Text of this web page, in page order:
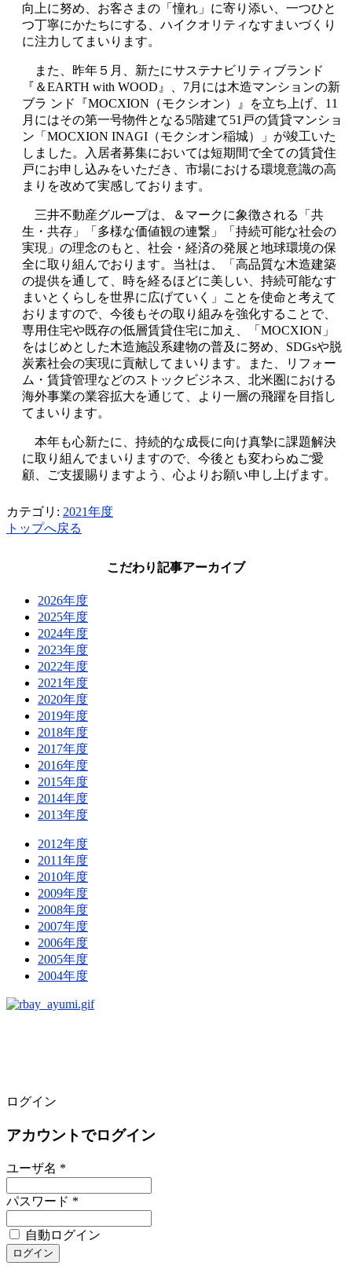
向上に努め、お客さまの「憧れ」に寄り添い、一つひと
つ丁寧にかたちにする、ハイクオリティなすまいづくり
に注力してまいります。
また、昨年５月、新たにサステナビリティブランド
『＆EARTH with WOOD』、7月には木造マンションの新
ブラ ンド『MOCXION（モクシオン）』を立ち上げ、11
月にはその第一号物件となる5階建て51戸の賃貸マンショ
ン「MOCXION INAGI（モクシオン稲城）」が竣工いた
しました。入居者募集においては短期間で全ての賃貸住
戸にお申し込みをいただき、市場における環境意識の高
まりを改めて実感しております。
三井不動産グループは、＆マークに象徴される「共
生・共存」「多様な価値観の連繋」「持続可能な社会の
実現」の理念のもと、社会・経済の発展と地球環境の保
全に取り組んでおります。当社は、「高品質な木造建築
の提供を通して、時を経るほどに美しい、持続可能なす
まいとくらしを世界に広げていく」ことを使命と考えて
おりますので、今後もその取り組みを強化することで、
専用住宅や既存の低層賃貸住宅に加え、「MOCXION」
をはじめとした木造施設系建物の普及に努め、SDGsや脱
炭素社会の実現に貢献してまいります。また、リフォー
ム・賃貸管理などのストックビジネス、北米圏における
海外事業の業容拡大を通じて、より一層の飛躍を目指し
てまいります。
本年も心新たに、持続的な成長に向け真摯に課題解決
に取り組んでまいりますので、今後とも変わらぬご愛
顧、ご支援賜りますよう、心よりお願い申し上げます。
カテゴリ: 2021年度
トップへ戻る
こだわり記事アーカイブ
2026年度
2025年度
2024年度
2023年度
2022年度
2021年度
2020年度
2019年度
2018年度
2017年度
2016年度
2015年度
2014年度
2013年度
2012年度
2011年度
2010年度
2009年度
2008年度
2007年度
2006年度
2005年度
2004年度
ログイン
アカウントでログイン
ユーザ名 *
パスワード *
自動ログイン